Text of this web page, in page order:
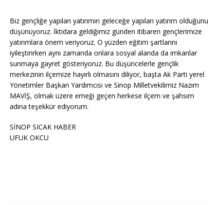
Biz gençliğe yapılan yatırımın geleceğe yapılan yatırım olduğunu
düşünüyoruz. İktidara geldiğimiz günden itibaren gençlerimize
yatırımlara önem veriyoruz. O yüzden eğitim şartlarını
iyileştirirken aynı zamanda onlara sosyal alanda da imkanlar
sunmaya gayret gösteriyoruz. Bu düşüncelerle gençlik
merkezinin ilçemize hayırlı olmasını diliyor, başta Ak Parti yerel
Yönetimler Başkan Yardımcısı ve Sinop Milletvekilimiz Nazım
MAVİŞ, olmak üzere emeği geçen herkese ilçem ve şahsım
adına teşekkür ediyorum.
SİNOP SICAK HABER
UFUK OKCU